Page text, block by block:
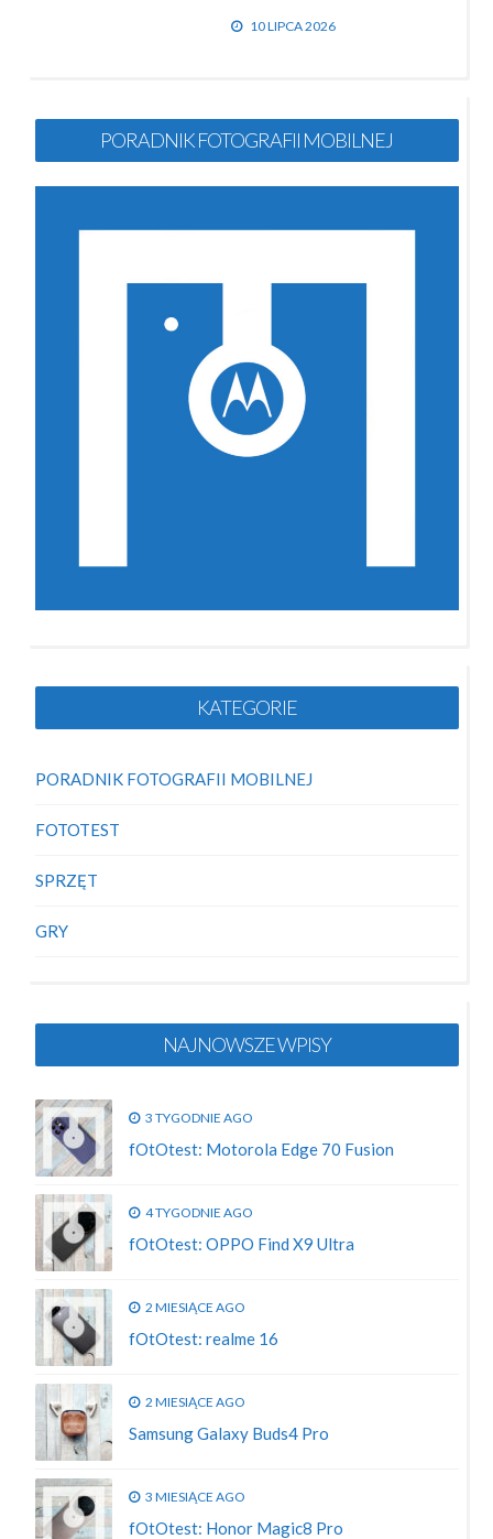
10 LIPCA 2026
PORADNIK FOTOGRAFII MOBILNEJ
KATEGORIE
PORADNIK FOTOGRAFII MOBILNEJ
FOTOTEST
SPRZĘT
GRY
NAJNOWSZE WPISY
3 TYGODNIE AGO
fOtOtest: Motorola Edge 70 Fusion
4 TYGODNIE AGO
fOtOtest: OPPO Find X9 Ultra
2 MIESIĄCE AGO
fOtOtest: realme 16
2 MIESIĄCE AGO
Samsung Galaxy Buds4 Pro
3 MIESIĄCE AGO
fOtOtest: Honor Magic8 Pro